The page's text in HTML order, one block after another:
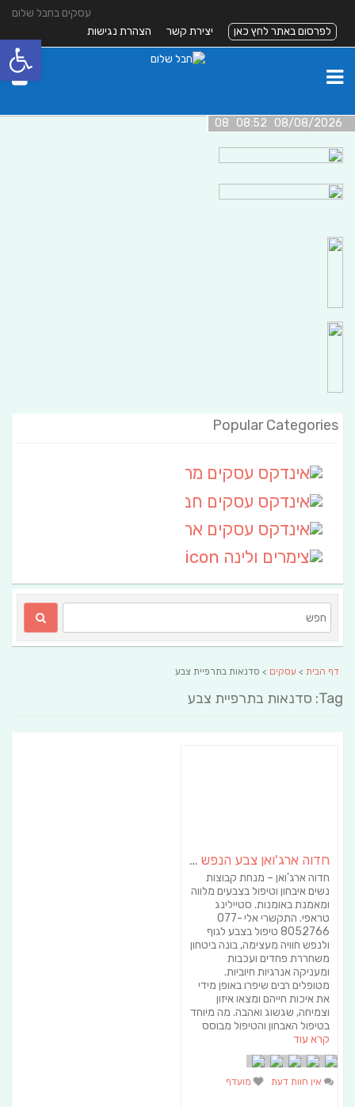
עסקים בחבל שלום
לפרסום באתר לחץ כאן
יצירת קשר הצהרת נגישות
08/08/2026 08:52 08
Popular Categories
דף הבית > עסקים > סדנאות בתרפיית צבע
Tag: סדנאות בתרפיית צבע
חדוה ארג'ואן צבע הנפש | אבחון וטיפול בצבע האורה סומא | אימון טיפולי באומנות
חדוה ארג'ואן – מנחת קבוצות
נשים איבחון וטיפול בצבעים מלווה
ומאמנת באומנות. סטיילינג
טראפי. התקשרי אלי 077-
8052766 טיפול בצבע לגוף
ולנפש חוויה מעצימה, בונה ביטחון
משחררת פחדים ועכבות
ומעניקה אנרגיות חיוביות.
מטופלים רבים שיפרו באופן מידי
את איכות חייהם ומצאו איזון
וצמיחה, שגשוג ואהבה. מה מיוחד
בטיפול האבחון והטיפול מבוסס
קרא עוד
אין חוות דעת מועדף
פתח